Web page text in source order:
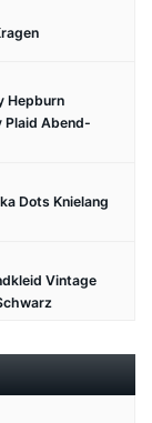
Hepburn
Plaid Abend-
Dots Knielang
Vintage